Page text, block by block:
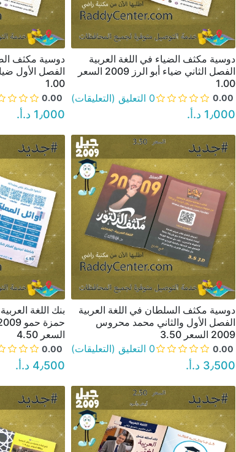
نظرة سريعة
دوسية مكثف الضياء في اللغة العربية
الفصل الثاني ضياء أبو الرز 2009 السعر
1.00
0.00 0 التعليق (التعليقات)
1٫000 د.أ.‏
دوسية مكثف
1.00
0.00
1٫000 د.أ.‏
نظرة سريعة
دوسية مكثف السلطان في اللغة العربية
الفصل الأول والثاني محمد محروس
2009 السعر 3.50
0.00 0 التعليق (التعليقات)
3٫500 د.أ.‏
بنك اللغة
السعر 4.50
0.00
4٫500 د.أ.‏